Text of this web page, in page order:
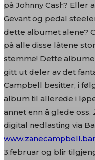
på Johnny Cash? Eller
Gevant og pedal
dette albumet alene?
på alle disse låtene
stemme! Dette
gitt ut deler av det
Campbell besitter, i
album til allerede i
annet enn å glede oss.
digital nedlasting via
3.februar og blir